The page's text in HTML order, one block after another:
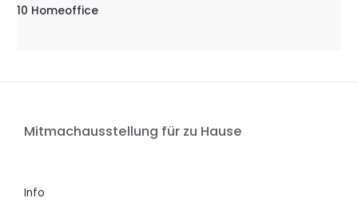
10 Homeoffice
Mitmachausstellung für zu Hause
Info